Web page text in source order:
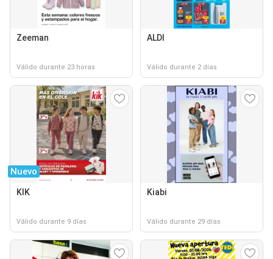
Zeeman
Válido durante 23 horas
ALDI
Válido durante 2 días
Nuevo
KIK
Válido durante 9 días
Kiabi
Válido durante 29 días